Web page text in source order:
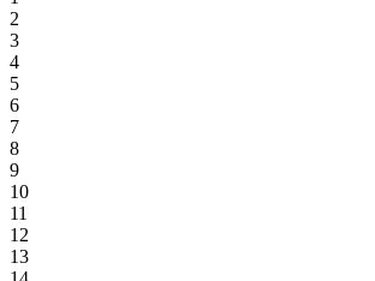
2
3
4
5
6
7
8
9
10
11
12
13